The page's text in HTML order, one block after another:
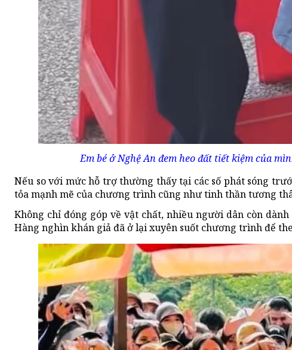
Em bé ở Nghệ An đem heo đất tiết kiệm của
Nếu so với mức hỗ trợ thường thấy tại các số phát sóng
tỏa mạnh mẽ của chương trình cũng như tinh thần tương
Không chỉ đóng góp về vật chất, nhiều người dân còn
Hàng nghìn khán giả đã ở lại xuyên suốt chương trình để